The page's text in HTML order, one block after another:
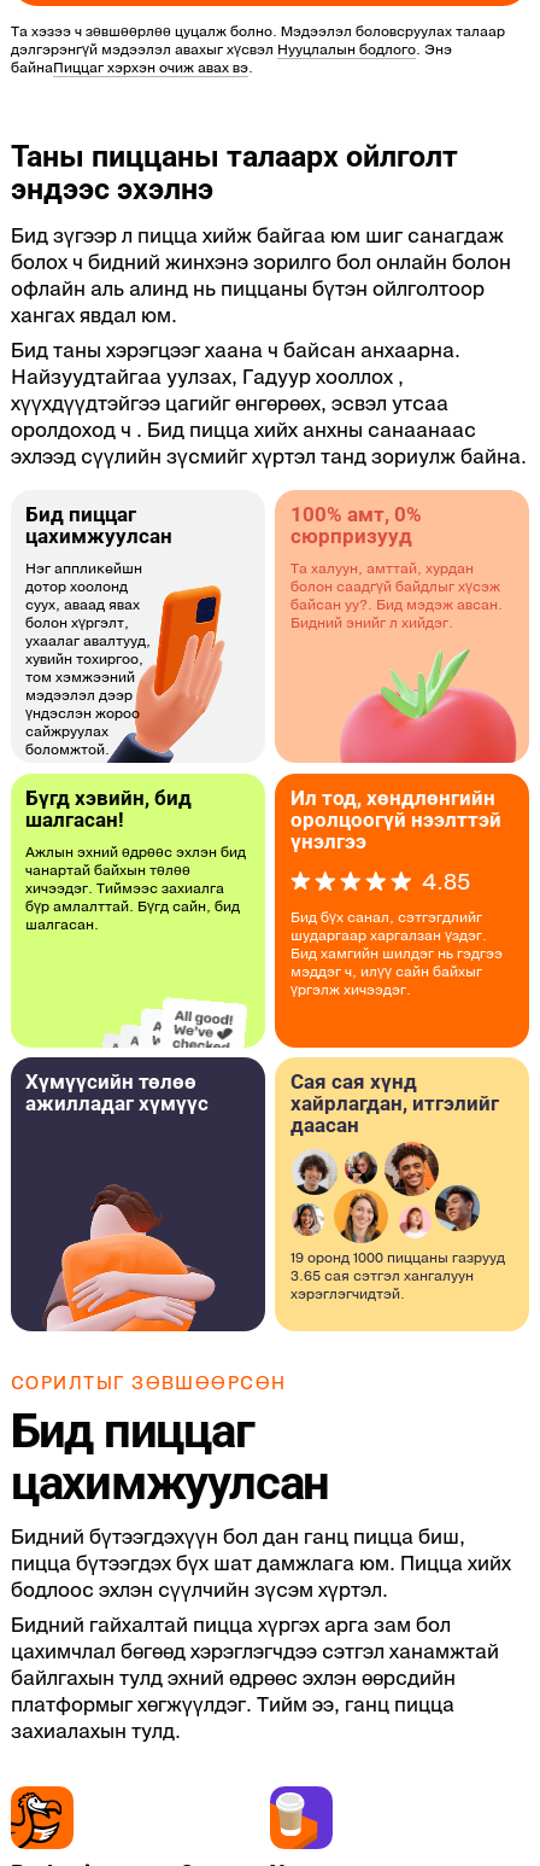
Та хэзээ ч зөвшөөрлөө цуцалж болно. Мэдээлэл боловсруулах талаар
дэлгэрэнгүй мэдээлэл авахыг хүсвэл Нууцлалын бодлого. Энэ
байнаПиццаг хэрхэн очиж авах вэ.
Таны пиццаны талаарх ойлголт
эндээс эхэлнэ
Бид зүгээр л пицца хийж байгаа юм шиг санагдаж
болох ч бидний жинхэнэ зорилго бол онлайн болон
офлайн аль алинд нь пиццаны бүтэн ойлголтоор
хангах явдал юм.
Бид таны хэрэгцээг хаана ч байсан анхаарна.
Найзуудтайгаа уулзах, Гадуур хооллох ,
хүүхдүүдтэйгээ цагийг өнгөрөөх, эсвэл утсаа
оролдоход ч . Бид пицца хийх анхны санаанаас
эхлээд сүүлийн зүсмийг хүртэл танд зориулж байна.
Бид пиццаг
цахимжуулсан
Нэг аппликейшн
дотор хоолонд
суух, аваад явах
болон хүргэлт,
ухаалаг авалтууд,
хувийн тохиргоо,
том хэмжээний
мэдээлэл дээр
үндэслэн жороо
сайжруулах
боломжтой.
100% амт, 0%
сюрпризууд
Та халуун, амттай, хурдан
болон саадгүй байдлыг хүсэж
байсан уу?. Бид мэдэж авсан.
Бидний энийг л хийдэг.
Бүгд хэвийн, бид
шалгасан!
Ажлын эхний өдрөөс эхлэн бид
чанартай байхын төлөө
хичээдэг. Тиймээс захиалга
бүр амлалттай. Бүгд сайн, бид
шалгасан.
Ил тод, хөндлөнгийн
оролцоогүй нээлттэй
үнэлгээ
4.85
Бид бүх санал, сэтгэгдлийг
шударгаар харгалзан үздэг.
Бид хамгийн шилдэг нь гэдгээ
мэддэг ч, илүү сайн байхыг
үргэлж хичээдэг.
Хүмүүсийн төлөө
ажилладаг хүмүүс
Сая сая хүнд
хайрлагдан, итгэлийг
даасан
19 оронд 1000 пиццаны газрууд
3.65 сая сэтгэл хангалуун
хэрэглэгчидтэй.
СОРИЛТЫГ ЗӨВШӨӨРСӨН
Бид пиццаг
цахимжуулсан
Бидний бүтээгдэхүүн бол дан ганц пицца биш,
пицца бүтээгдэх бүх шат дамжлага юм. Пицца хийх
бодлоос эхлэн сүүлчийн зүсэм хүртэл.
Бидний гайхалтай пицца хүргэх арга зам бол
цахимчлал бөгөөд хэрэглэгчдээ сэтгэл ханамжтай
байлгахын тулд эхний өдрөөс эхлэн өөрсдийн
платформыг хөгжүүлдэг. Тийм ээ, ганц пицца
захиалахын тулд.